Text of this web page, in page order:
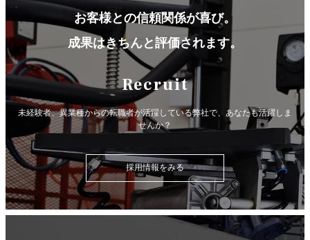
お客様との信頼関係が喜び。
成果はきちんと評価されます。
Recruit
未経験者、異業種からの転職者が活躍している弊社で、 あなたも活躍しま
せんか？
採用情報をみる